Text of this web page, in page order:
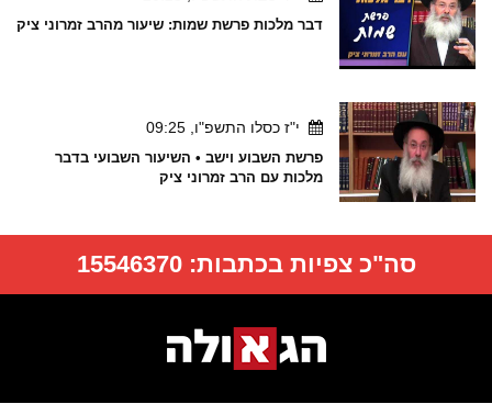
דבר מלכות פרשת שמות: שיעור מהרב זמרוני ציק
י"ז כסלו התשפ"ו, 09:25
פרשת השבוע וישב • השיעור השבועי בדבר
מלכות עם הרב זמרוני ציק
סה"כ צפיות בכתבות:15546370